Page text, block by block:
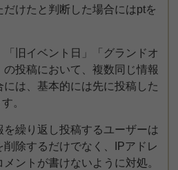
けたと判断した場合にはptを
「旧イベント日」「グランドオ
投稿において、複数同じ情報
は、基本的には先に投稿した
。
を繰り返し投稿するユーザーは
除するだけでなく、IPアドレ
ントが書けないように対処。